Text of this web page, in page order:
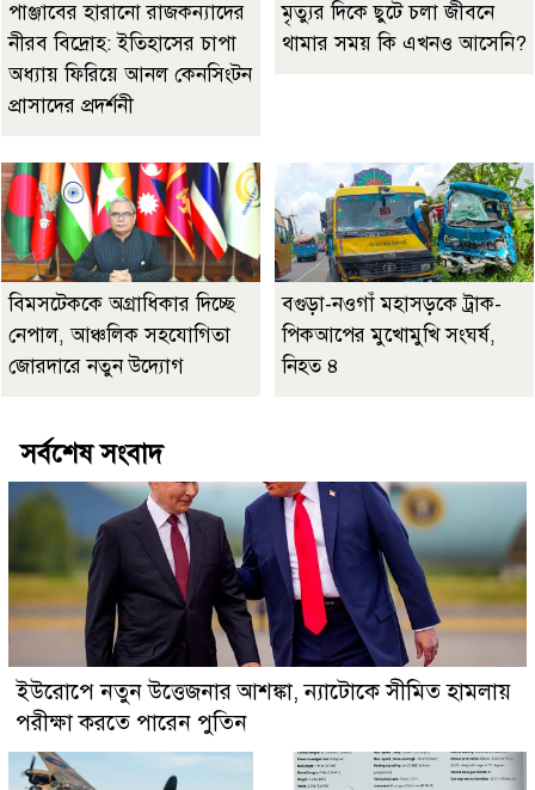
পাঞ্জাবের হারানো রাজকন্যাদের
নীরব বিদ্রোহ: ইতিহাসের চাপা
অধ্যায় ফিরিয়ে আনল কেনসিংটন
প্রাসাদের প্রদর্শনী
মৃত্যুর দিকে ছুটে চলা জীবনে
থামার সময় কি এখনও আসেনি?
বিমসটেককে অগ্রাধিকার দিচ্ছে
নেপাল, আঞ্চলিক সহযোগিতা
জোরদারে নতুন উদ্যোগ
বগুড়া-নওগাঁ মহাসড়কে ট্রাক-
পিকআপের মুখোমুখি সংঘর্ষ,
নিহত ৪
সর্বশেষ সংবাদ
ইউরোপে নতুন উত্তেজনার আশঙ্কা, ন্যাটোকে সীমিত হামলায়
পরীক্ষা করতে পারেন পুতিন